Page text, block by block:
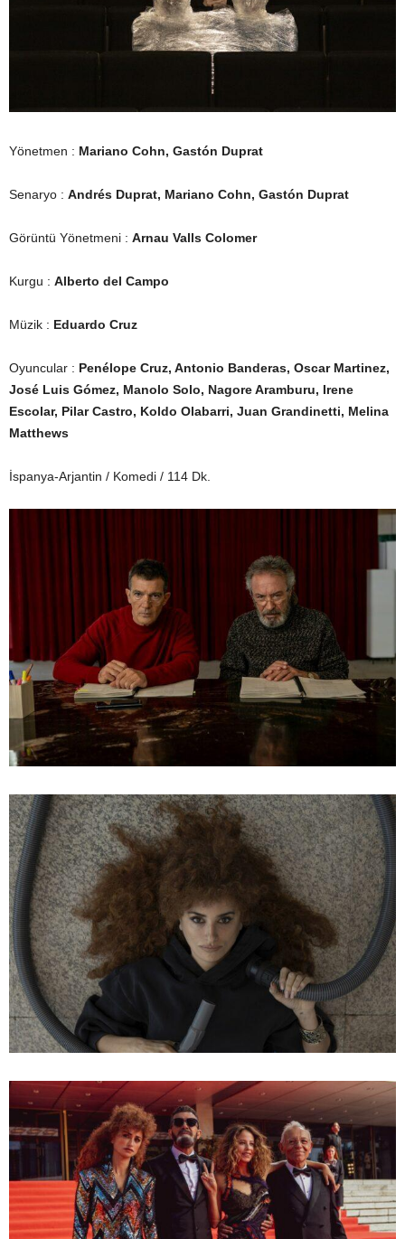
Yönetmen : Mariano Cohn, Gastón Duprat
Senaryo : Andrés Duprat, Mariano Cohn, Gastón Duprat
Görüntü Yönetmeni : Arnau Valls Colomer
Kurgu : Alberto del Campo
Müzik : Eduardo Cruz
Oyuncular : Penélope Cruz, Antonio Banderas, Oscar Martinez,
José Luis Gómez, Manolo Solo, Nagore Aramburu, Irene
Escolar, Pilar Castro, Koldo Olabarri, Juan Grandinetti, Melina
Matthews
İspanya-Arjantin / Komedi / 114 Dk.